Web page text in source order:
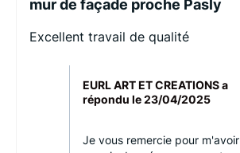
mur de façade proche Pasly
Excellent travail de qualité
EURL ART ET CREATIONS a
répondu le23/04/2025
Je vous remercie pour m'avoir